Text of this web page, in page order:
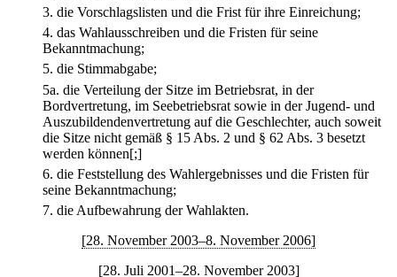
3. die Vorschlagslisten und die Frist für ihre Einreichung;
4. das Wahlausschreiben und die Fristen für seine
Bekanntmachung;
5. die Stimmabgabe;
5a. die Verteilung der Sitze im Betriebsrat, in der
Bordvertretung, im Seebetriebsrat sowie in der Jugend- und
Auszubildendenvertretung auf die Geschlechter, auch soweit
die Sitze nicht gemäß § 15 Abs. 2 und § 62 Abs. 3 besetzt
werden können[;]
6. die Feststellung des Wahlergebnisses und die Fristen für
seine Bekanntmachung;
7. die Aufbewahrung der Wahlakten.
[28. November 2003–8. November 2006]
[28. Juli 2001–28. November 2003]